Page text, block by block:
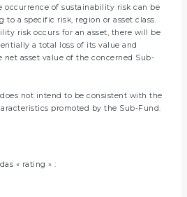
occurrence of sustainability risk can be
to a specific risk, region or asset class.
risk occurs for an asset, there will be
a total loss of its value and
asset value of the concerned Sub-
not intend to be consistent with the
promoted by the Sub-Fund.
« rating » :